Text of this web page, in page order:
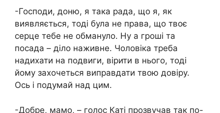
-Господи, доню, я така рада, що я, як
виявляється, тоді була не права, що твоє
серце тебе не обмануло. Ну а гроші та
посада – діло наживне. Чоловіка треба
надихати на подвиги, вірити в нього, тоді
йому захочеться виправдати твою довіру.
Ось і подумай над цим.
-Добре, мамо, – голос Каті прозвучав так по-